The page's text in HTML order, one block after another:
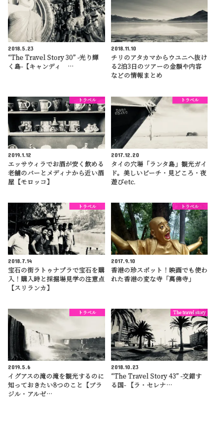
2018.5.23
“The Travel Story 30” -光り輝
く島-【キャンディ …
2018.11.10
チリのアタカマからウユニへ抜け
る2泊3日のツアーの金額や内容
などの情報まとめ
トラベル
2019.1.12
エッサウィラでお酒が安く飲める
老舗のバーとメディナから近い酒
屋【モロッコ】
トラベル
2017.12.20
タイの穴場「ランタ島」観光ガイ
ド。美しいビーチ・見どころ・夜
遊びetc.
トラベル
2018.7.14
宝石の街ラトゥナプラで宝石を購
入！購入時と採掘場見学の注意点
【スリランカ】
トラベル
2017.9.10
香港の珍スポット！映画でも使わ
れた香港の変な寺「萬佛寺」
トラベル
2019.5.6
イグアスの滝の滝を観光するのに
知っておきたい8つのこと【ブラ
ジル・アルゼ…
The travel story
2018.10.23
“The Travel Story 43” -交錯す
る国- 【ラ・セレナ…